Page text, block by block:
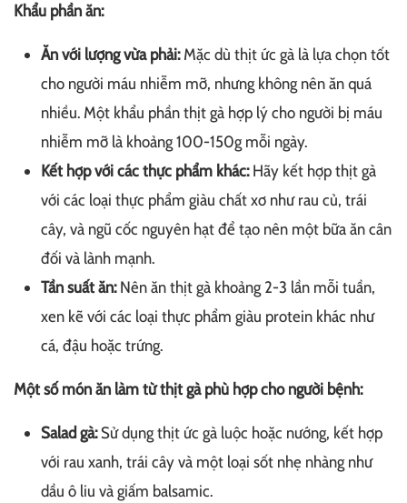
Khẩu phần ăn:
Ăn với lượng vừa phải:Mặc dù thịt ức gà là lựa chọn tốt
cho người máu nhiễm mỡ, nhưng không nên ăn quá
nhiều. Một khẩu phần thịt gà hợp lý cho người bị máu
nhiễm mỡ là khoảng 100-150g mỗi ngày.
Kết hợp với các thực phẩm khác:Hãy kết hợp thịt gà
với các loại thực phẩm giàu chất xơ như rau củ, trái
cây, và ngũ cốc nguyên hạt để tạo nên một bữa ăn cân
đối và lành mạnh.
Tần suất ăn:Nên ăn thịt gà khoảng 2-3 lần mỗi tuần,
xen kẽ với các loại thực phẩm giàu protein khác như
cá, đậu hoặc trứng.
Một số món ăn làm từ thịt gà phù hợp cho người bệnh:
Salad gà:Sử dụng thịt ức gà luộc hoặc nướng, kết hợp
với rau xanh, trái cây và một loại sốt nhẹ nhàng như
dầu ô liu và giấm balsamic.